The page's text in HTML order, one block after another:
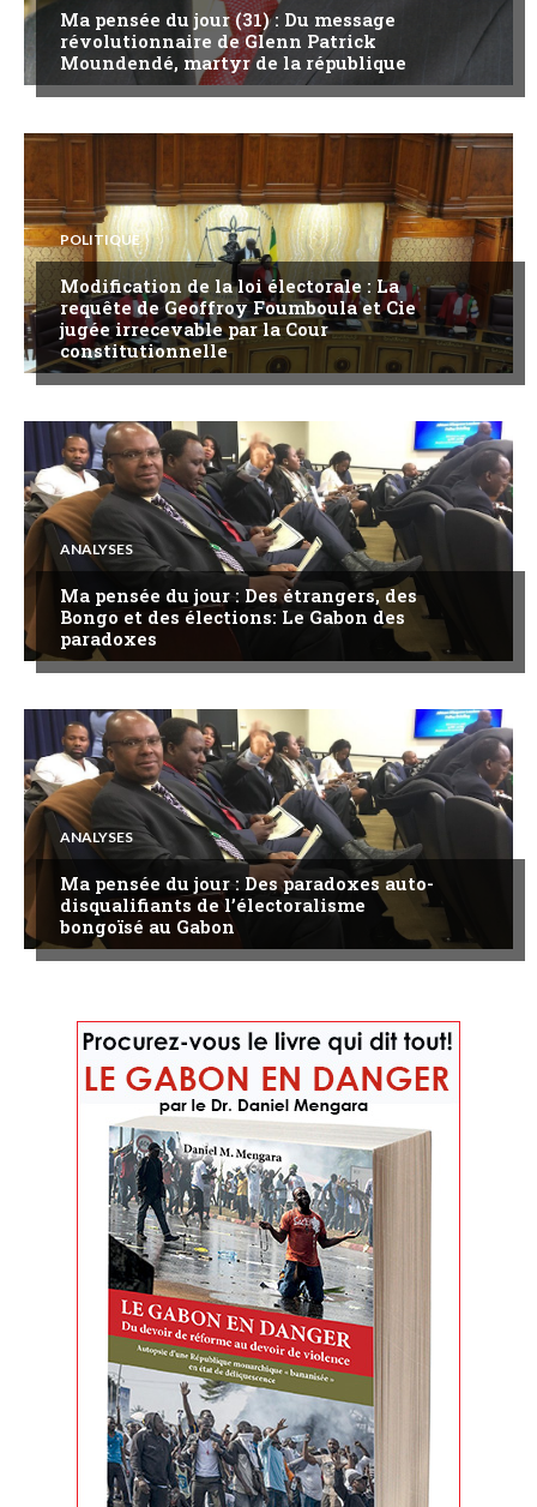
Ma pensée du jour (31) : Du message
révolutionnaire de Glenn Patrick
Moundendé, martyr de la république
POLITIQUE
Modification de la loi électorale : La
requête de Geoffroy Foumboula et Cie
jugée irrecevable par la Cour
constitutionnelle
ANALYSES
Ma pensée du jour : Des étrangers, des
Bongo et des élections: Le Gabon des
paradoxes
ANALYSES
Ma pensée du jour : Des paradoxes auto-
disqualifiants de l’électoralisme
bongoïsé au Gabon